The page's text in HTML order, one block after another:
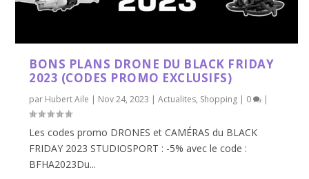
BONS PLANS DRONE DU BLACK FRIDAY
2023 (CODES PROMO EXCLUSIFS)
par Hubert Aile | Nov 24, 2023 |Actualites, Shopping | 0 |
Les codes promo DRONES et CAMÉRAS du BLACK
FRIDAY 2023 STUDIOSPORT : -5% avec le code :
BFHA2023Du...